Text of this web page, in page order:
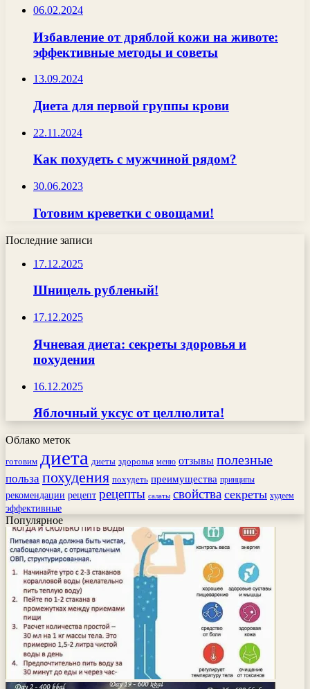
06.02.2024
Избавление от дряблой кожи на животе:
эффективные методы и советы
13.09.2024
Диета для первой группы крови
22.11.2024
Как похудеть с мужчиной рядом?
30.06.2023
Готовим креветки с овощами!
Последние записи
17.12.2025
Шницель рубленый!
17.12.2025
Ячневая диета: секреты здоровья и
похудения
16.12.2025
Яблочный уксус от целлюлита!
Облако меток
готовим диета диеты здоровья меню отзывы полезные
польза похудения похудеть преимущества принципы
рекомендации рецепт рецепты салаты свойства секреты худеем
эффективные
Популярное